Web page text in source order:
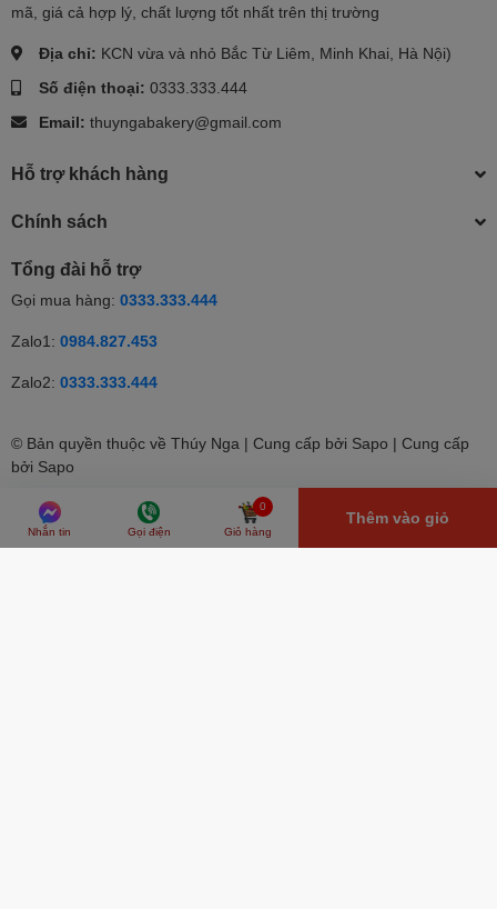
mã, giá cả hợp lý, chất lượng tốt nhất trên thị trường
Địa chỉ: KCN vừa và nhỏ Bắc Từ Liêm, Minh Khai, Hà Nội)
Số điện thoại: 0333.333.444
Email: thuyngabakery@gmail.com
Hỗ trợ khách hàng
Chính sách
Tổng đài hỗ trợ
Gọi mua hàng: 0333.333.444
Zalo1: 0984.827.453
Zalo2: 0333.333.444
© Bản quyền thuộc về Thúy Nga | Cung cấp bởi Sapo | Cung cấp
bởi Sapo
Nhắn tin Gọi điện
0
Giỏ hàng
Thêm vào giỏ